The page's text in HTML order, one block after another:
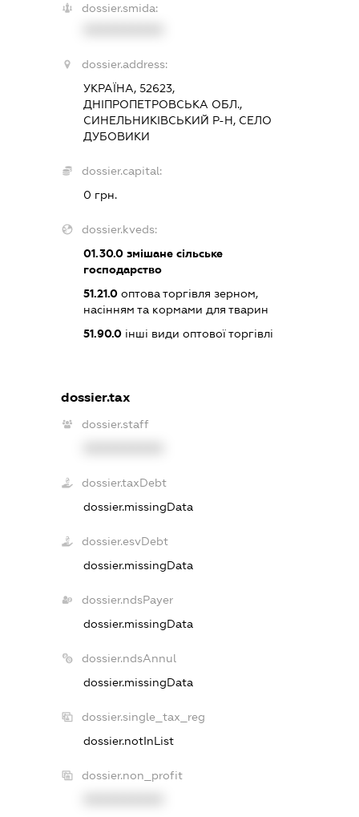
dossier.smida:
dossier.address:
УКРАЇНА, 52623,
ДНІПРОПЕТРОВСЬКА ОБЛ.,
СИНЕЛЬНИКІВСЬКИЙ Р-Н, СЕЛО
ДУБОВИКИ
dossier.capital:
0 грн.
dossier.kveds:
01.30.0 змішане сільське
господарство
51.21.0 оптова торгівля зерном,
насінням та кормами для тварин
51.90.0 інші види оптової торгівлі
dossier.tax
dossier.staff
dossier.taxDebt
dossier.missingData
dossier.esvDebt
dossier.missingData
dossier.ndsPayer
dossier.missingData
dossier.ndsAnnul
dossier.missingData
dossier.single_tax_reg
dossier.notInList
dossier.non_profit